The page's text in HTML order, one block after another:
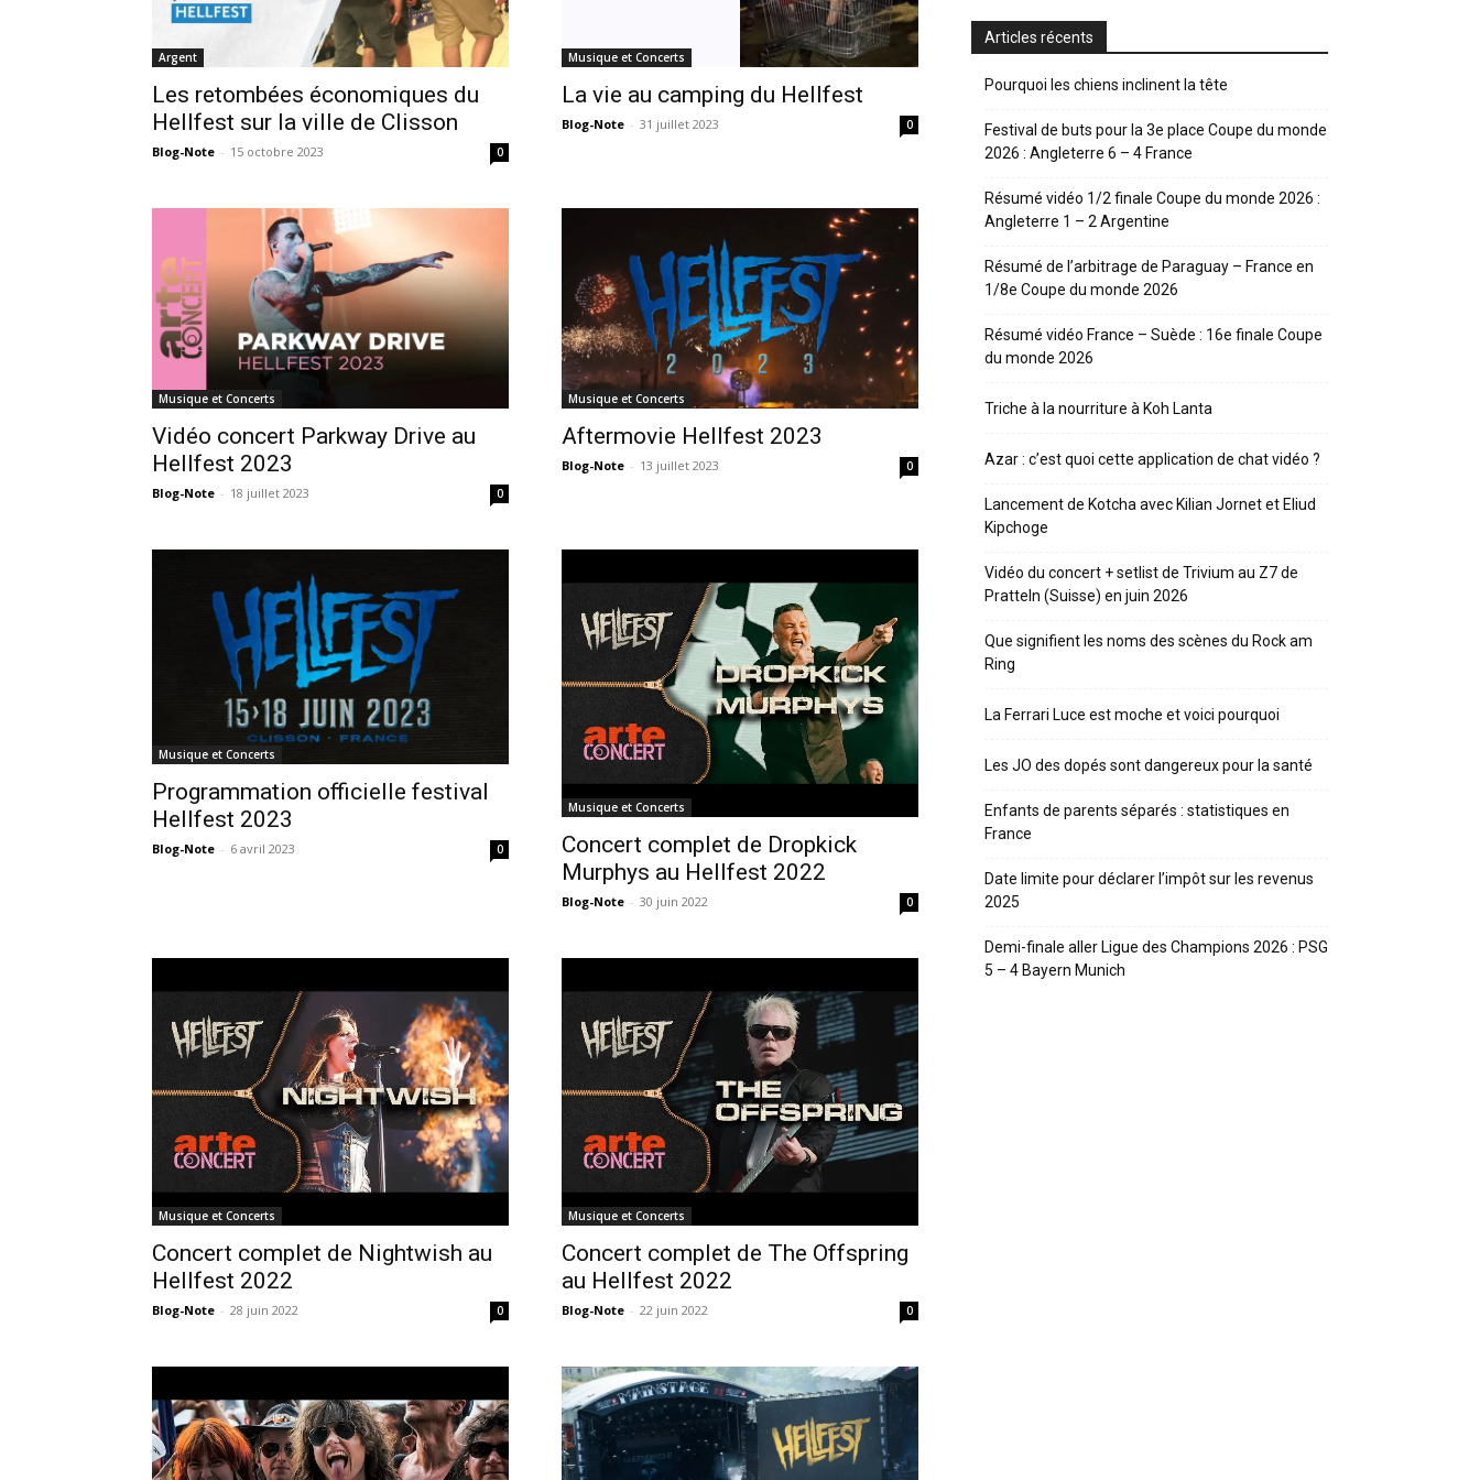
Argent
Les retombées économiques du
Hellfest sur la ville de Clisson
Blog-Note - 15 octobre 2023 0
Musique et Concerts
La vie au camping du Hellfest
Blog-Note - 31 juillet 2023 0
Musique et Concerts
Vidéo concert Parkway Drive au
Hellfest 2023
Blog-Note - 18 juillet 2023 0
Musique et Concerts
Aftermovie Hellfest 2023
Blog-Note - 13 juillet 2023 0
Musique et Concerts
Programmation officielle festival
Hellfest 2023
Blog-Note - 6 avril 2023 0
Musique et Concerts
Concert complet de Dropkick
Murphys au Hellfest 2022
Blog-Note - 30 juin 2022 0
Musique et Concerts
Concert complet de Nightwish au
Hellfest 2022
Blog-Note - 28 juin 2022 0
Musique et Concerts
Concert complet de The Offspring
au Hellfest 2022
Blog-Note - 22 juin 2022 0
Articles récents
Pourquoi les chiens inclinent la tête
Festival de buts pour la 3e place Coupe du monde
2026 : Angleterre 6 – 4 France
Résumé vidéo 1/2 finale Coupe du monde 2026 :
Angleterre 1 – 2 Argentine
Résumé de l’arbitrage de Paraguay – France en
1/8e Coupe du monde 2026
Résumé vidéo France – Suède : 16e finale Coupe
du monde 2026
Triche à la nourriture à Koh Lanta
Azar : c’est quoi cette application de chat vidéo ?
Lancement de Kotcha avec Kilian Jornet et Eliud
Kipchoge
Vidéo du concert + setlist de Trivium au Z7 de
Pratteln (Suisse) en juin 2026
Que signifient les noms des scènes du Rock am
Ring
La Ferrari Luce est moche et voici pourquoi
Les JO des dopés sont dangereux pour la santé
Enfants de parents séparés : statistiques en
France
Date limite pour déclarer l’impôt sur les revenus
2025
Demi-finale aller Ligue des Champions 2026 : PSG
5 – 4 Bayern Munich